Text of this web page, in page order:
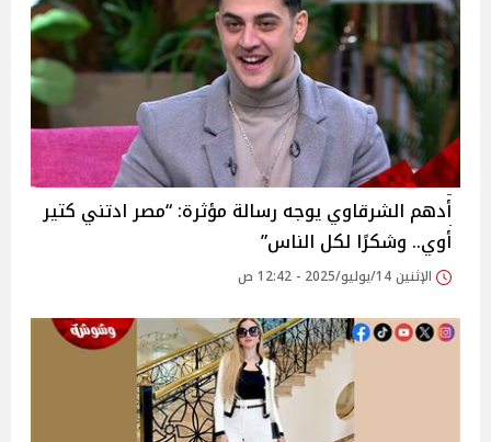
أدهم الشرقاوي يوجه رسالة مؤثرة: “مصر ادتني كتير
أوي.. وشكرًا لكل الناس”‎
الإثنين 14/يوليو/2025 - 12:42 ص